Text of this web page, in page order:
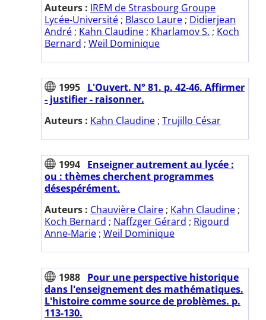
Auteurs : IREM de Strasbourg Groupe
Lycée-Université ; Blasco Laure ; Didierjean
André ; Kahn Claudine ; Kharlamov S. ; Koch
Bernard ; Weil Dominique
1995 L'Ouvert. N° 81. p. 42-46. Affirmer
- justifier - raisonner.
Auteurs : Kahn Claudine ; Trujillo César
1994 Enseigner autrement au lycée :
ou : thèmes cherchent programmes
désespérément.
Auteurs : Chauvière Claire ; Kahn Claudine ;
Koch Bernard ; Naffzger Gérard ; Rigourd
Anne-Marie ; Weil Dominique
1988 Pour une perspective historique
dans l'enseignement des mathématiques.
L'histoire comme source de problèmes. p.
113-130.